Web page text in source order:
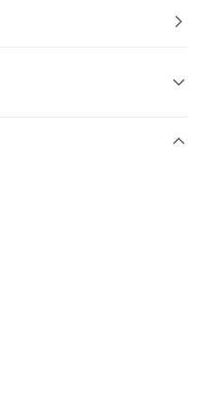
用戶可立即使用無須另外申請。